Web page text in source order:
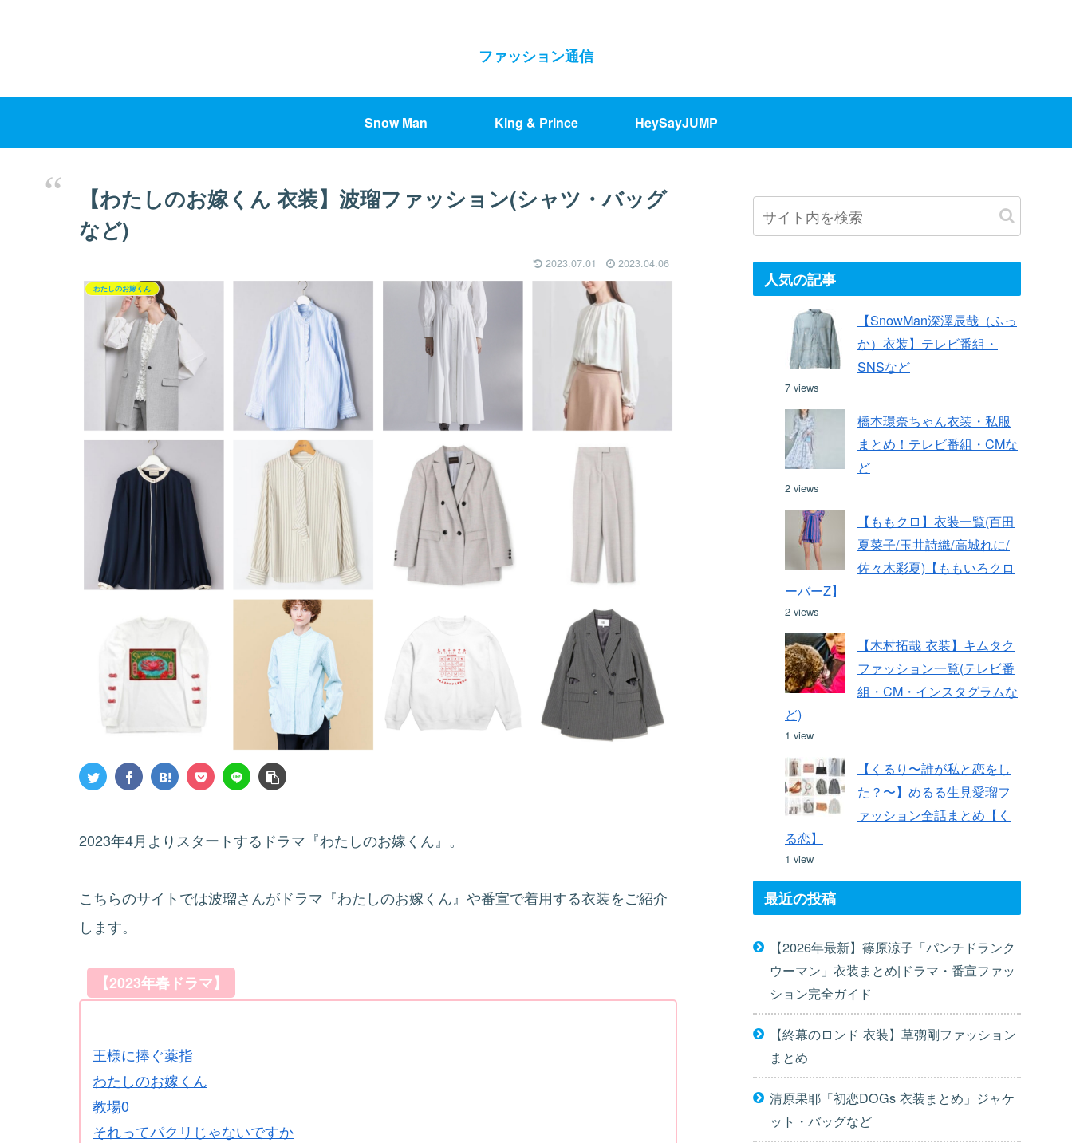
ファッション通信
Snow Man King & Prince HeySayJUMP
【わたしのお嫁くん 衣装】波瑠ファッション(シャツ・バッグ
など)
2023.07.01 2023.04.06
わたしのお嫁くん
2023年4月よりスタートするドラマ『わたしのお嫁くん』。
こちらのサイトでは波瑠さんがドラマ『わたしのお嫁くん』や番宣で着用する衣装をご紹介
します。
【2023年春ドラマ】
王様に捧ぐ薬指
わたしのお嫁くん
教場0
それってパクリじゃないですか
人気の記事
【SnowMan深澤辰哉（ふっ
か）衣装】テレビ番組・
SNSなど
7 views
橋本環奈ちゃん衣装・私服
まとめ！テレビ番組・CMな
ど
2 views
【ももクロ】衣装一覧(百田
夏菜子/玉井詩織/高城れに/
佐々木彩夏)【ももいろクロ
ーバーZ】
2 views
【木村拓哉 衣装】キムタク
ファッション一覧(テレビ番
組・CM・インスタグラムな
ど)
1 view
【くるり〜誰が私と恋をし
た？〜】めるる生見愛瑠フ
ァッション全話まとめ【く
る恋】
1 view
最近の投稿
【2026年最新】篠原涼子「パンチドランク
ウーマン」衣装まとめ|ドラマ・番宣ファッ
ション完全ガイド
【終幕のロンド 衣装】草彅剛ファッション
まとめ
清原果耶「初恋DOGs 衣装まとめ」ジャケ
ット・バッグなど